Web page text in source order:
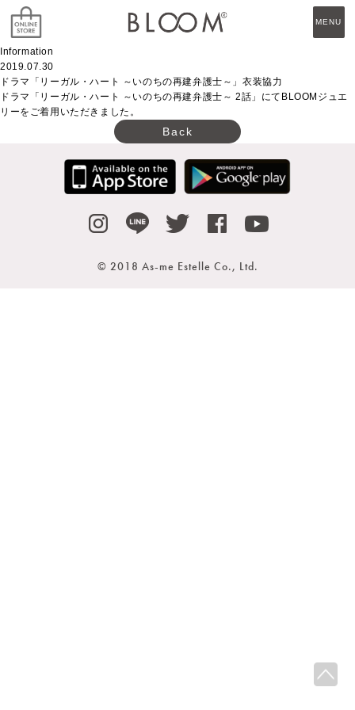
MENU
Information
2019.07.30
ドラマ「リーガル・ハート ～いのちの再建弁護士～」衣装協力
ドラマ「リーガル・ハート ～いのちの再建弁護士～ 2話」にてBLOOMジュエ
リーをご着用いただきました。
Back
© 2018 As-me Estelle Co., Ltd.